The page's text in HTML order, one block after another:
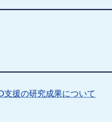
支援の研究成果について